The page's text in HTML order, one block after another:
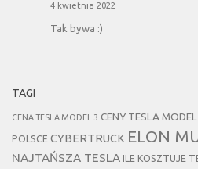
4 kwietnia 2022
Tak bywa :)
TAGI
CENA TESLA MODEL 3 CENY TESLA
POLSCE CYBERTRUCK ELON
NAJTAŃSZA TESLA ILE KOSZTUJE